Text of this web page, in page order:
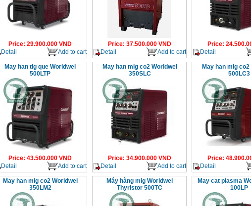
Price: 29.900.000 VND
Detail
Add to cart
Price: 37.500.000 VND
Detail
Add to cart
Price:
Detail
May han tig que Worldwel
500LTP
Price: 43.500.000 VND
Detail
Add to cart
May han mig co2 Worldwel
350SLC
Price: 34.900.000 VND
Detail
Add to cart
May han mig co2
500LC3
Price:
Detail
May han mig co2 Worldwel
350LM2
Máy hàng mig Worldwel
Thyristor 500TC
May cat plasma
100LP